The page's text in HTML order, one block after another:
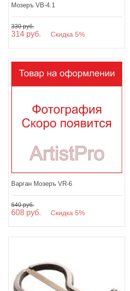
Мозеръ VB-4.1
330 руб.
314 руб. Скидка 5%
Варган Мозеръ VR-6
640 руб.
608 руб. Скидка 5%